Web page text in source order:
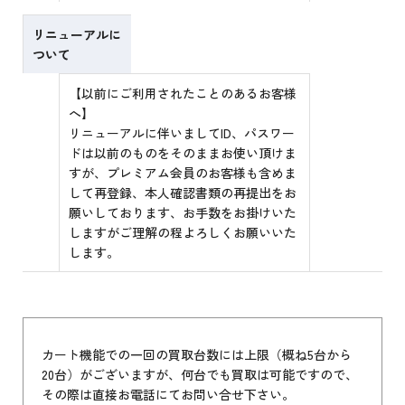
リニューアルに
ついて
【以前にご利用されたことのあるお客様
へ】
リニューアルに伴いましてID、パスワー
ドは以前のものをそのままお使い頂けま
すが、プレミアム会員のお客様も含めま
して再登録、本人確認書類の再提出をお
願いしております、お手数をお掛けいた
しますがご理解の程よろしくお願いいた
します。
カート機能での一回の買取台数には上限（概ね5台から
20台）がございますが、何台でも買取は可能ですので、
その際は直接お電話にてお問い合せ下さい。